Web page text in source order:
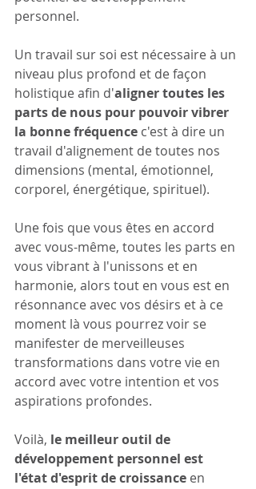
personnel.
Un travail sur soi est nécessaire à un
niveau plus profond et de façon
holistique afin d'aligner toutes les
parts de nous pour pouvoirvibrer
la bonne fréquence c'est à dire un
travail d'alignement de toutes nos
dimensions (mental, émotionnel,
corporel, énergétique, spirituel).
Une fois que vous êtes en accord
avec vous-même, toutes les parts en
vous vibrant à l'unissons et en
harmonie, alors tout en vous est en
résonnance avec vos désirs et à ce
moment là vous pourrez voir se
manifester de merveilleuses
transformations dans votre vie en
accord avec votre intention et vos
aspirations profondes.
Voilà, le meilleur outil de
développement personnel est
l'état d'esprit de croissance en